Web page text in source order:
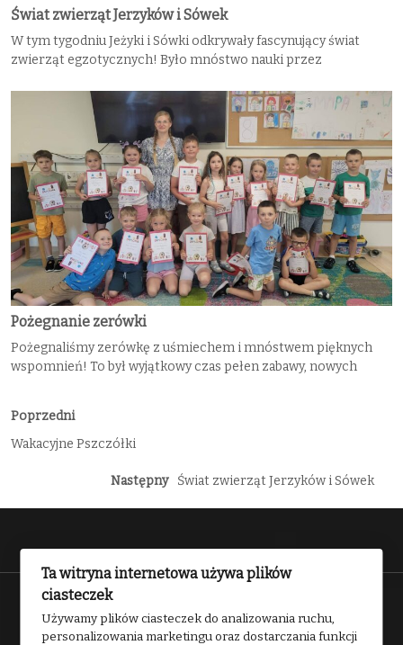
Świat zwierząt Jerzyków i Sówek
W tym tygodniu Jeżyki i Sówki odkrywały fascynujący świat
zwierząt egzotycznych! Było mnóstwo nauki przez
Pożegnanie zerówki
Pożegnaliśmy zerówkę z uśmiechem i mnóstwem pięknych
wspomnień! To był wyjątkowy czas pełen zabawy, nowych
Poprzedni
Wakacyjne Pszczółki
Następny Świat zwierząt Jerzyków i Sówek
Przedszkole nr 2 w Kwidzynie 2025
Ta witryna internetowa używa plików
ciasteczek
Używamy plików ciasteczek do analizowania ruchu,
personalizowania marketingu oraz dostarczania funkcji